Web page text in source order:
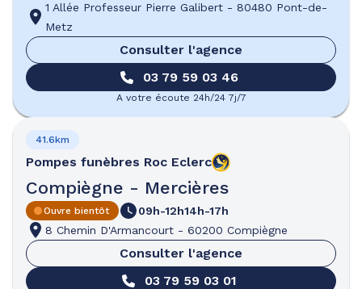
1 Allée Professeur Pierre Galibert - 80480 Pont-de-
Metz
Consulter l'agence
03 79 59 03 46
A votre écoute 24h/24 7j/7
Pompes funèbres Roc Eclerc
Compiègne - Mercières
41.6km
Ouvre bientôt 09h-12h14h-17h
8 Chemin D'Armancourt - 60200 Compiègne
Consulter l'agence
03 79 59 03 01